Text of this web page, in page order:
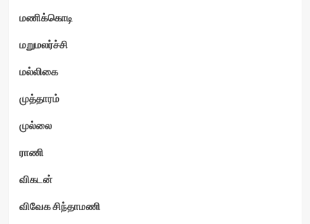
மணிக்கொடி
மறுமலர்ச்சி
மல்லிகை
முத்தாரம்
முல்லை
ராணி
விகடன்
விவேக சிந்தாமணி